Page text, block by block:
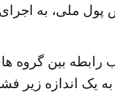
رابطه بین
یک اندازه زیر